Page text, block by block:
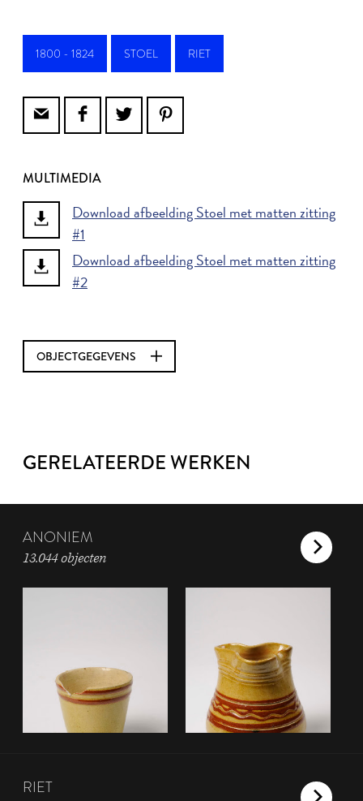
1800 - 1824 STOEL RIET
MULTIMEDIA
Download afbeelding Stoel met matten zitting
#1
Download afbeelding Stoel met matten zitting
#2
OBJECTGEGEVENS
GERELATEERDE WERKEN
ANONIEM
13.044 objecten
RIET